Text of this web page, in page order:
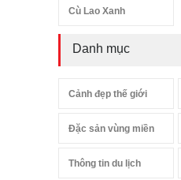
Cù Lao Xanh
Danh mục
Cảnh đẹp thế giới
Đặc sản vùng miền
Thông tin du lịch